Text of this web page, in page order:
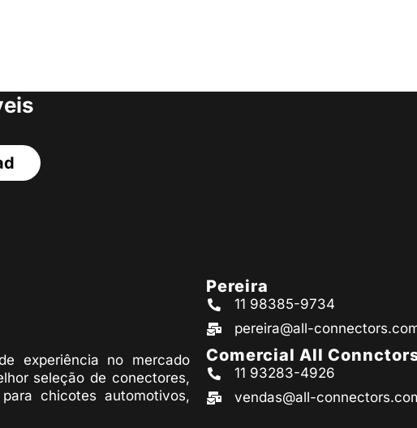
experiência no mercado
seleção de conectores,
chicotes automotivos,
Pereira
11 98385-9734
pereira@all-
Comercial All
11 93283-4926
vendas@all-